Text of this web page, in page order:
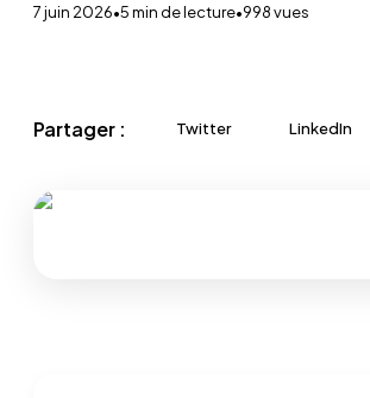
7 juin 2026•5min de lecture•998vues
Partager : Twitter LinkedIn